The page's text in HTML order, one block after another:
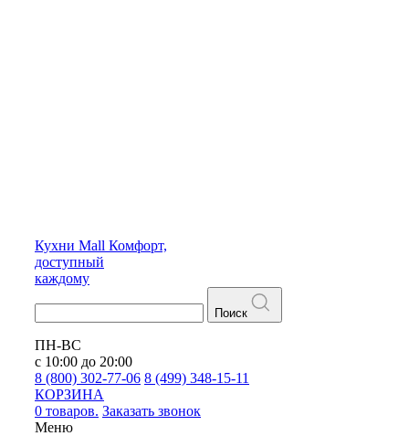
Кухни Mall Комфорт,
доступный
каждому
Поиск
ПН-ВС
с 10:00 до 20:00
8 (800) 302-77-06 8 (499) 348-15-11
КОРЗИНА
0 товаров. Заказать звонок
Меню